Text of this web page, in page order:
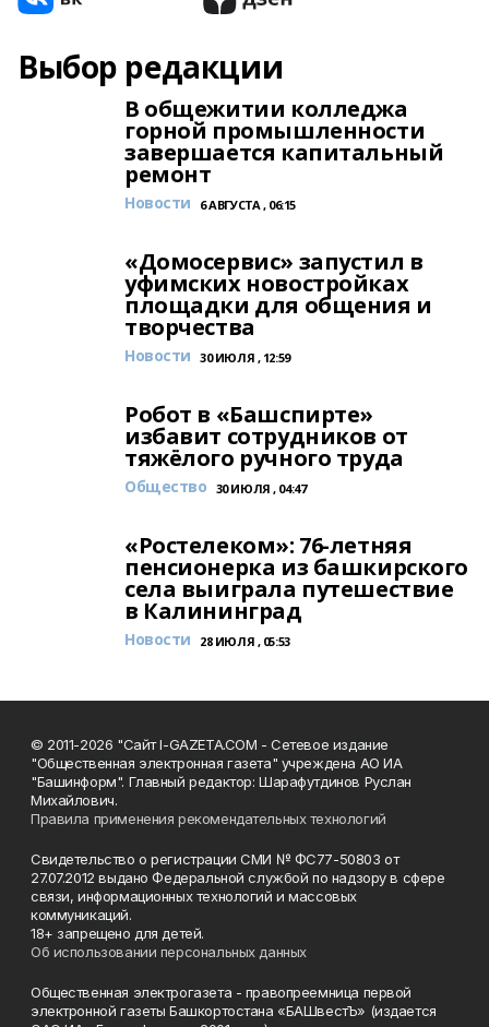
Выбор редакции
В общежитии колледжа
горной промышленности
завершается капитальный
ремонт
Новости 6 АВГУСТА , 06:15
«Домосервис» запустил в
уфимских новостройках
площадки для общения и
творчества
Новости 30 ИЮЛЯ , 12:59
Робот в «Башспирте»
избавит сотрудников от
тяжёлого ручного труда
Общество 30 ИЮЛЯ , 04:47
«Ростелеком»: 76-летняя
пенсионерка из башкирского
села выиграла путешествие
в Калининград
Новости 28 ИЮЛЯ , 05:53
© 2011-2026 "Сайт I-GAZETA.COM - Сетевое издание
"Общественная электронная газета" учреждена АО ИА
"Башинформ". Главный редактор: Шарафутдинов Руслан
Михайлович.
Правила применения рекомендательных технологий
Свидетельство о регистрации СМИ № ФС77-50803 от
27.07.2012 выдано Федеральной службой по надзору в сфере
связи, информационных технологий и массовых
коммуникаций.
18+ запрещено для детей.
Об использовании персональных данных
Общественная электрогазета - правопреемница первой
электронной газеты Башкортостана «БАШвестЪ» (издается